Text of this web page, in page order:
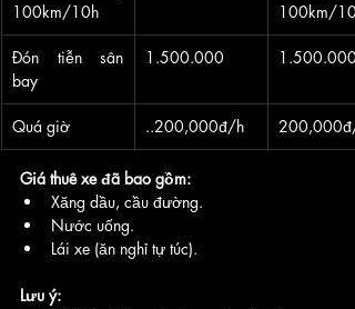
100km/10h
100km/10h
Đón tiễn sân
bay
1.500.000 1.500.000
Quá giờ ..200,000đ/h 200,000đ/
Giá thuê xe đã bao gồm:
Xăng dầu, cầu đường.
Nước uống.
Lái xe (ăn nghỉ tự túc).
Lưu ý: